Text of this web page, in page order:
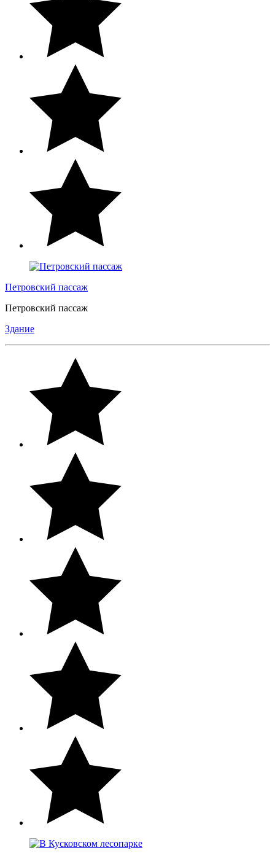
Петровский пассаж
Петровский пассаж
Здание